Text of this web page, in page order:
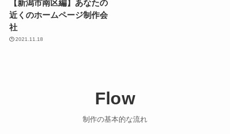
【新潟市南区編】あなたの
近くのホームページ制作会
社
2021.11.18
Flow
制作の基本的な流れ